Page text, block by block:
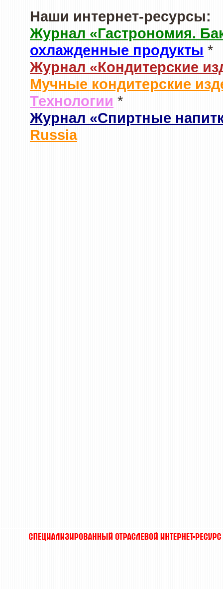
Наши интернет-ресурсы:
Журнал «Гастрономия.
охлажденные продукты *
Журнал «Кондитерские
Мучные кондитерские
Технологии *
Журнал «Спиртные
Russia